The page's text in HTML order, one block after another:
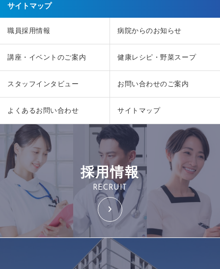
サイトマップ
職員採用情報 病院からのお知らせ
講座・イベントのご案内 健康レシピ・野菜スープ
スタッフインタビュー お問い合わせのご案内
よくあるお問い合わせ サイトマップ
採用情報
RECRUIT